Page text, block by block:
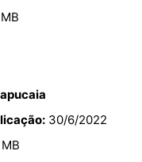
30/6/2022